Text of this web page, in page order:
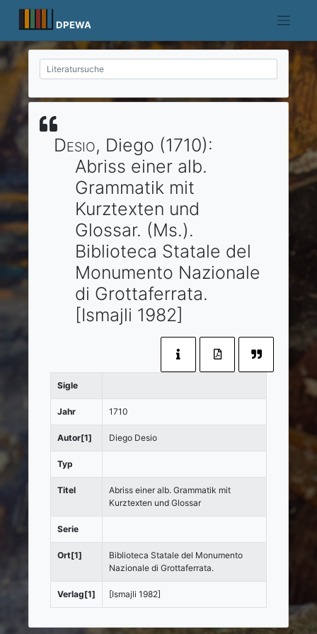
content
DPEWA
Desio, Diego (1710):
Abriss einer alb.
Grammatik mit
Kurztexten und
Glossar. (Ms.).
Biblioteca Statale del
Monumento Nazionale
di Grottaferrata.
[Ismajli 1982]
Sigle
Jahr 1710
Autor[1] Diego Desio
Typ
Titel
Abriss einer alb. Grammatik mit
Kurztexten und Glossar
Serie
Ort[1]
Biblioteca Statale del Monumento
Nazionale di Grottaferrata.
Verlag[1] [Ismajli 1982]